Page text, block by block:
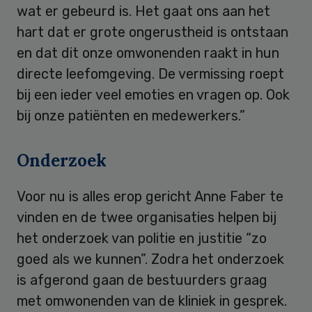
wat er gebeurd is. Het gaat ons aan het
hart dat er grote ongerustheid is ontstaan
en dat dit onze omwonenden raakt in hun
directe leefomgeving. De vermissing roept
bij een ieder veel emoties en vragen op. Ook
bij onze patiënten en medewerkers.”
Onderzoek
Voor nu is alles erop gericht Anne Faber te
vinden en de twee organisaties helpen bij
het onderzoek van politie en justitie “zo
goed als we kunnen”. Zodra het onderzoek
is afgerond gaan de bestuurders graag
met omwonenden van de kliniek in gesprek.